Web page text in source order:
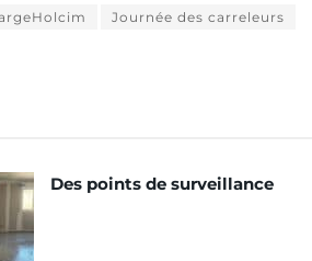
Journée des carreleurs
Des points de surveillance